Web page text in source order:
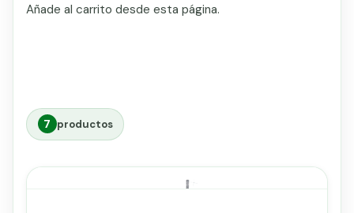
Añade al carrito desde esta página.
7 productos